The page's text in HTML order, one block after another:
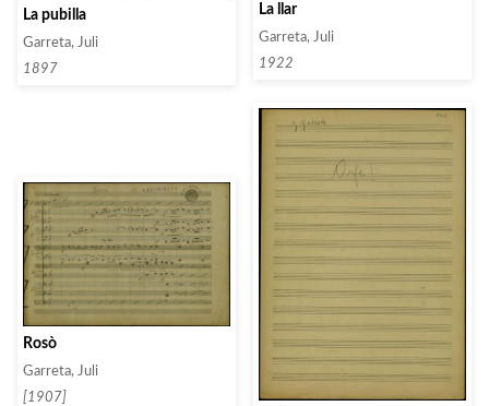
La pubilla
Garreta, Juli
1897
La llar
Garreta, Juli
1922
Rosò
Garreta, Juli
[1907]